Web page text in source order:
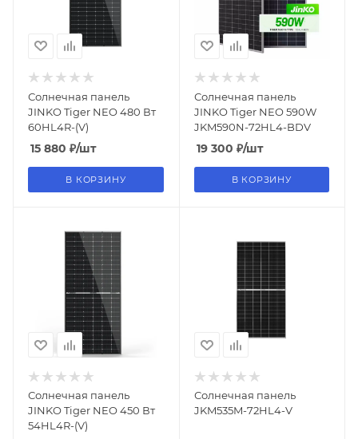
Солнечная панель
JINKO Tiger NEO 480 Вт
60HL4R-(V)
15 880 ₽/шт
В КОРЗИНУ
Солнечная панель
JINKO Tiger NEO 590W
JKM590N-72HL4-BDV
19 300 ₽/шт
В КОРЗИНУ
Солнечная панель
JINKO Tiger NEO 450 Вт
54HL4R-(V)
Солнечная панель
JKM535M-72HL4-V